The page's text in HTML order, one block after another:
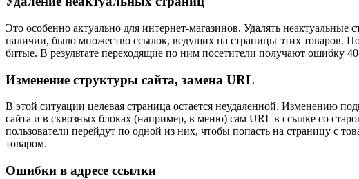
Это особенно актуально для интернет-магазинов. Удалять
наличии, было множество ссылок, ведущих на страницы этих товаров.
битые. В результате переходящие по ним посетители получают ошибку
Изменение структуры сайта, замена URL
В этой ситуации целевая страница остается неудаленной. Изменению
сайта и в сквозных блоках (например, в меню) сам URL в ссылке со
пользователи перейдут по одной из них, чтобы попасть на страницу с
товаром.
Ошибки в адресе ссылки